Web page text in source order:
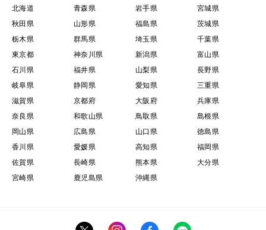
北海道 青森県 岩手県
宮城県
秋田県
山形県 福島県
茨城県
栃木県
群馬県 埼玉県
千葉県
東京都
神奈川県 新潟県
富山県
石川県
福井県 山梨県
長野県
岐阜県
静岡県 愛知県
三重県
滋賀県
京都府 大阪府
兵庫県
奈良県
和歌山県 鳥取県
島根県
岡山県
広島県 山口県
徳島県
香川県
愛媛県 高知県
福岡県
佐賀県
長崎県 熊本県
大分県
宮崎県
鹿児島県 沖縄県